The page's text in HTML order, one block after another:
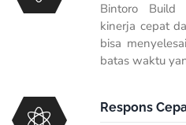
Bintoro Build
kinerja cepat
bisa
batas waktu
Respons